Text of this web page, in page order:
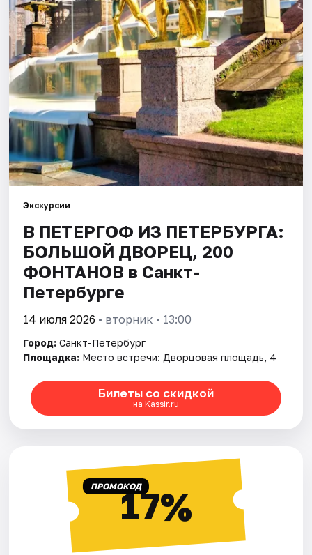
Артисты
Рейтинги
Экскурсии
В ПЕТЕРГОФ ИЗ ПЕТЕРБУРГА:
БОЛЬШОЙ ДВОРЕЦ, 200
ФОНТАНОВ в Санкт-
Петербурге
14 июля 2026 • вторник • 13:00
Город: Санкт-Петербург
Площадка: Место встречи: Дворцовая площадь, 4
Билеты со скидкой
на Kassir.ru
ПРОМОКОД17%